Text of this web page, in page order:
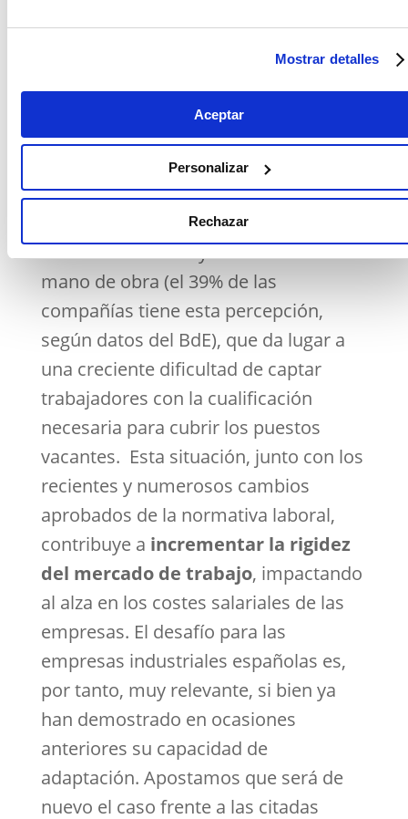
Mostrar detalles
Aceptar
Personalizar
Rechazar
actividad, a fin de configurar
organizaciones ágiles y eficientes que
les permitan subsanar las dificultades
del mercado y mantener su
competitividad.
Este aspecto cobra aún más
relevancia en un entorno de elevados
costes financieros y de escasez de
mano de obra (el 39% de las
compañías tiene esta percepción,
según datos del BdE), que da lugar a
una creciente dificultad de captar
trabajadores con la cualificación
necesaria para cubrir los puestos
vacantes. Esta situación, junto con los
recientes y numerosos cambios
aprobados de la normativa laboral,
contribuye a incrementar la rigidez
del mercado de trabajo, impactando
al alza en los costes salariales de las
empresas. El desafío para las
empresas industriales españolas es,
por tanto, muy relevante, si bien ya
han demostrado en ocasiones
anteriores su capacidad de
adaptación. Apostamos que será de
nuevo el caso frente a las citadas